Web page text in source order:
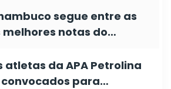
segue entre as
melhores notas do…
atletas da APA Petrolina
para…